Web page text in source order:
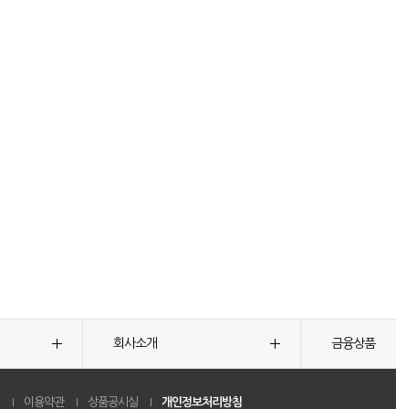
회사소개 금융상품
이용약관 상품공시실 개인정보처리방침